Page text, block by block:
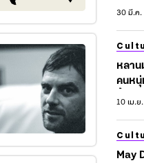
30 มี.ค
หลานม่า ไม่ว่าจะเป็น
คนหนุ่
ทิ้ง
10 เม.
May